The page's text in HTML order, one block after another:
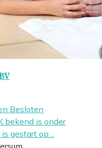
Besloten
bekend is onder
gestart op…